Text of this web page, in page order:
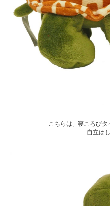
こちらは、寝ころびタ
自立は